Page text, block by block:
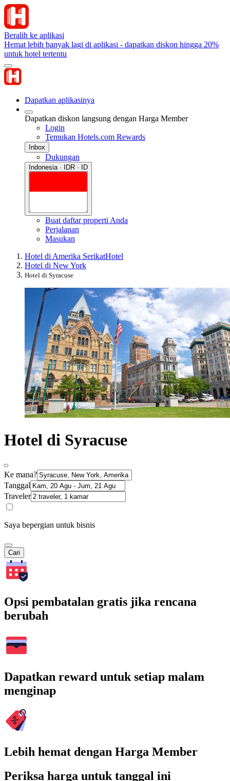
Beralih ke aplikasi
Hemat lebih banyak lagi di aplikasi - dapatkan diskon hingga 20%
untuk hotel tertentu
Dapatkan aplikasinya
Dapatkan diskon langsung dengan Harga Member
Login
Temukan Hotels.com Rewards
Inbox
Dukungan
Indonesia · IDR · ID
Buat daftar properti Anda
Perjalanan
Masukan
Hotel di Amerika SerikatHotel
Hotel di New York
Hotel di Syracuse
Hotel di Syracuse
Ke mana?
Tanggal
Traveler
Saya bepergian untuk bisnis
Cari
Opsi pembatalan gratis jika rencana
berubah
Dapatkan reward untuk setiap malam
menginap
Lebih hemat dengan Harga Member
Periksa harga untuk tanggal ini